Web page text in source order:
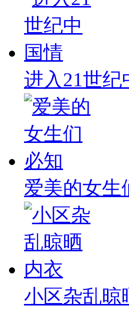
进入21世纪
爱美的女生
小区杂乱晾